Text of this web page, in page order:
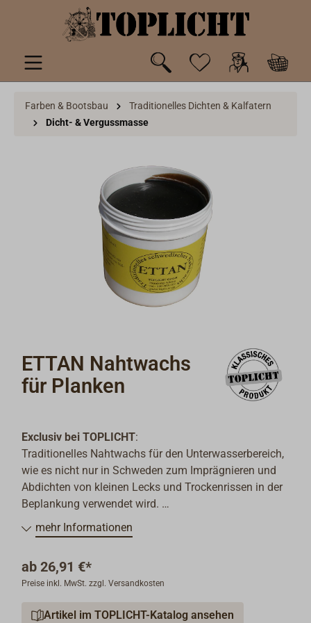
springen
Farben & Bootsbau
Traditionelles Dichten & Kalfatern
Dicht- & Vergussmasse
ETTAN Nahtwachs
für Planken
Exclusiv bei TOPLICHT:
Traditionelles Nahtwachs für den Unterwasserbereich,
wie es nicht nur in Schweden zum Imprägnieren und
Abdichten von kleinen Lecks und Trockenrissen in der
Beplankung verwendet wird.
Das braune Wachs wird direkt in die Risse gedrückt
und stellt dadurch die Dichtigkeit her.
Wachs. Dadurch werden auch bei Klinkerbooten die
Verbände nicht beschädigt.
mehr Informationen
ab 26,91 €*
Preise inkl. MwSt. zzgl. Versandkosten
Artikel im TOPLICHT-Katalog ansehen